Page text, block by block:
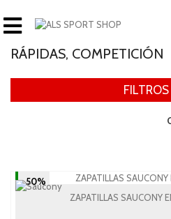
RÁPIDAS, COMPETICIÓN
FILTROS
-50%
ZAPATILLAS SAUCONY